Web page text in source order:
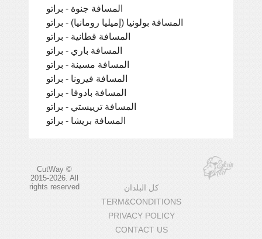
المسافة جنوة - براتو
المسافة بولونيا (إميليا رومانيا) - براتو
المسافة قطانية - براتو
المسافة باري - براتو
المسافة مسينة - براتو
المسافة فيرونا - براتو
المسافة بادوفا - براتو
المسافة ترييستي - براتو
المسافة بريشا - براتو
CutWay ©
2015-2026. All
rights reserved
كل البلدان
TERM&CONDITIONS
PRIVACY POLICY
CONTACT US